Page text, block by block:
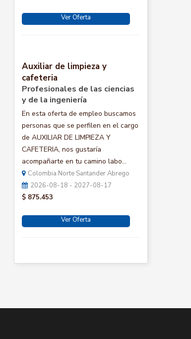
Ver Oferta
Auxiliar de limpieza y
cafeteria
Profesionales de las ciencias
y de la ingeniería
En esta oferta de empleo buscamos
personas que se perfilen en el cargo
de AUXILIAR DE LIMPIEZA Y
CAFETERIA, nos gustaría
acompañarte en tu camino labo...
Colombia Norte Santander Abrego
2026-08-18 - 2027-08-17
$ 875.453
Ver Oferta